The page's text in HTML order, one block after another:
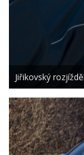
Jiřikovský